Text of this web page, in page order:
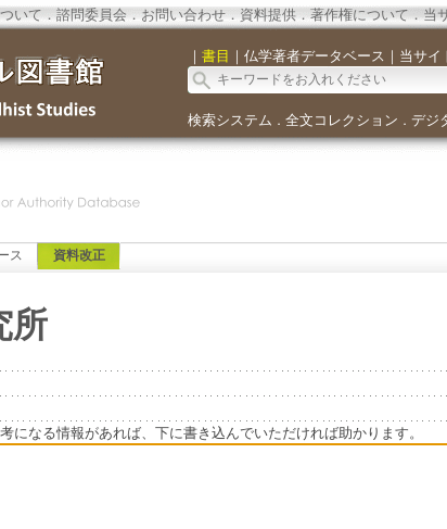
いて．諮問委員会． お問い合わせ． 資料提供．著作権について．当
｜ 書目 ｜ 仏学著者データベース ｜ 当サイ
検索システム ． 全文コレクション ． デジ
ス 資料改正
所
になる情報があれば、下に書き込んでいただければ助かります。